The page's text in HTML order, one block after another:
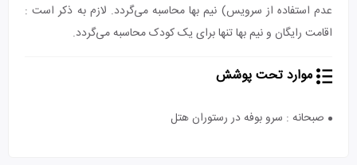
عدم استفاده از سرویس) نیم بها محاسبه می‌گردد. لازم به ذکر است :
اقامت رایگان و نیم بها تنها برای یک کودک محاسبه می‌گردد.
موارد تحت پوشش
صبحانه : سرو بوفه در رستوران هتل